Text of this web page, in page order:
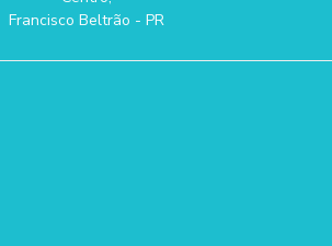
Francisco Beltrão - PR